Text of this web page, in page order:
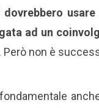
ad un
Però non è